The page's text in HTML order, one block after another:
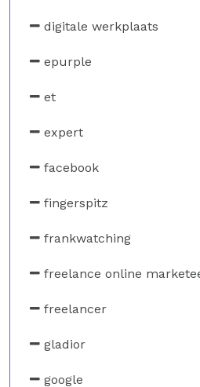
digitale werkplaats
epurple
et
expert
facebook
fingerspitz
frankwatching
freelance online
freelancer
gladior
google